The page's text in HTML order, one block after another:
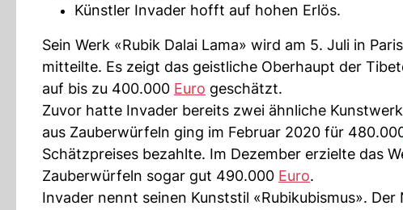
Künstler Invader hofft auf hohen Erlös.
Sein Werk «Rubik Dalai Lama» wird am 5. Juli in
mitteilte. Es zeigt das geistliche Oberhaupt der
auf bis zu 400.000 Euro geschätzt.
Zuvor hatte Invader bereits zwei ähnliche
aus Zauberwürfeln ging im Februar 2020 für
Schätzpreises bezahlte. Im Dezember erzielte das
Zauberwürfeln sogar gut 490.000 Euro.
Invader nennt seinen Kunststil «Rubikubismus».